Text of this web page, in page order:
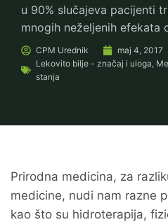
u 90% slučajeva pacijenti
mnogih neželjenih efekata
CPM Urednik
maj 4, 2017
Lekovito bilje - značaj i uloga,
stanja
Prirodna medicina, za
medicine, nudi nam razne
kao što su hidroterapija,